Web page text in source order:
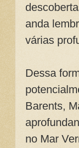
anda
várias
Dessa
Barents,
no Mar